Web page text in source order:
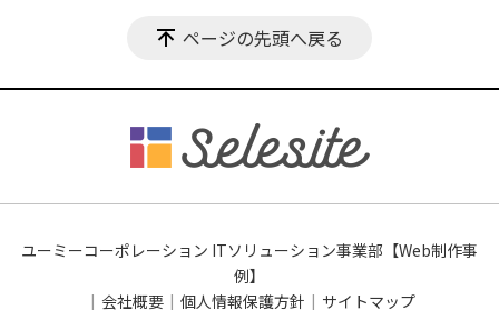
ページの先頭へ戻る
ユーミーコーポレーション ITソリューション事業部【Web制作事
例】
会社概要
個人情報保護方針 サイトマップ